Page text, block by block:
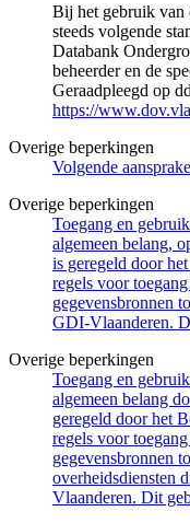
Bij het gebruik van
steeds volgende
Databank
beheerder en de
Geraadpleegd op
https://
Overige beperkingen
Volgende
Overige beperkingen
Toegang en
algemeen belang,
is geregeld door
regels voor
gegevensbronnen
GDI-Vlaanderen.
Overige beperkingen
Toegang en
algemeen belang
geregeld door het
regels voor
gegevensbronnen
overheidsdiensten
Vlaanderen. Dit